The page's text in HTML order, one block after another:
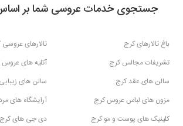
جستجوی خدمات عروسی شما بر
باغ تالارهای کرج
تالارهای
تشریفات مجالس کرج
آتلیه های
سالن های عقد کرج
سالن های
مزون های لباس عروس کرج
آرایشگاه های
کلینیک های پوست و مو کرج
دی جی های کرج